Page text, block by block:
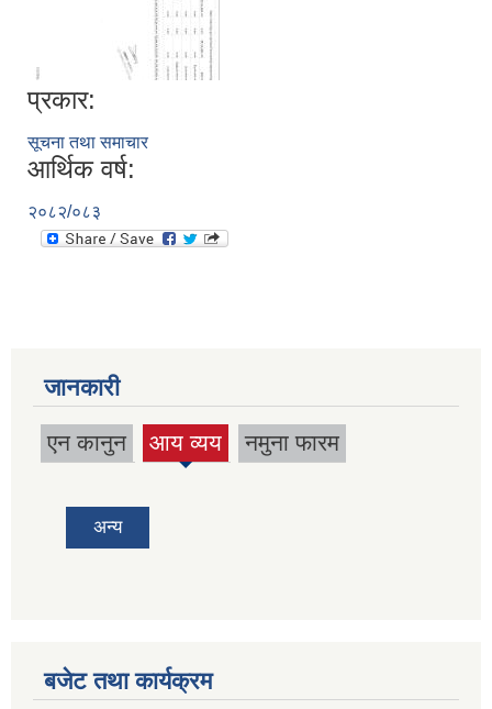
प्रकार:
सूचना तथा समाचार
आर्थिक वर्ष:
२०८२/०८३
जानकारी
एन कानुन आय व्यय
(active
नमुना फारम
अन्य
बजेट तथा कार्यक्रम